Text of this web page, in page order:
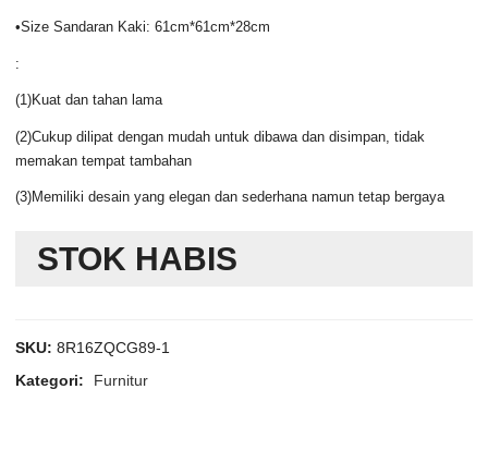
•Size Sandaran Kaki: 61cm*61cm*28cm
:
(1)Kuat dan tahan lama
(2)Cukup dilipat dengan mudah untuk dibawa dan disimpan, tidak
memakan tempat tambahan
(3)Memiliki desain yang elegan dan sederhana namun tetap bergaya
STOK HABIS
SKU:8R16ZQCG89-1
Kategori:
Furnitur